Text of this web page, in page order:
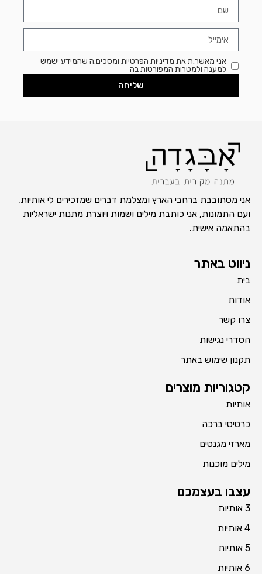
אני מאשר.ת את מדיניות הפרטיות ומסכים.ה שהמידע ישמש
למענה ולמטרות המפורטות בה
שליחה
אני מסתובבת ברחבי הארץ ומצלמת דברים שמזכירים לי אותיות.
ועם התמונות, אני כותבת מילים ושמות ויוצרת מתנות ישראליות
בהתאמה אישית.
ניווט באתר
בית
אודות
צרו קשר
הסדרי נגישות
תקנון שימוש באתר
קטגוריות מוצרים
אותיות
כרטיסי ברכה
מארזי מגנטים
מילים מוכנות
עצבו בעצמכם
3 אותיות
4 אותיות
5 אותיות
6 אותיות